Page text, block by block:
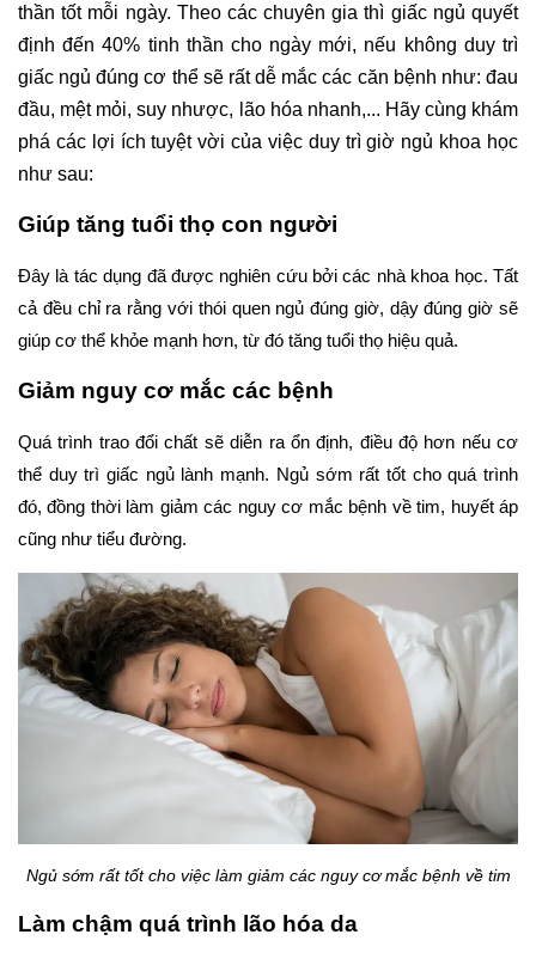
thần tốt mỗi ngày. Theo các chuyên gia thì giấc ngủ quyết
định đến 40% tinh thần cho ngày mới, nếu không duy trì
giấc ngủ đúng cơ thể sẽ rất dễ mắc các căn bệnh như: đau
đầu, mệt mỏi, suy nhược, lão hóa nhanh,... Hãy cùng khám
phá các lợi ích tuyệt vời của việc duy trì giờ ngủ khoa học
như sau:
Giúp tăng tuổi thọ con người
Đây là tác dụng đã được nghiên cứu bởi các nhà khoa học. Tất
cả đều chỉ ra rằng với thói quen ngủ đúng giờ, dậy đúng giờ sẽ
giúp cơ thể khỏe mạnh hơn, từ đó tăng tuổi thọ hiệu quả.
Giảm nguy cơ mắc các bệnh
Quá trình trao đổi chất sẽ diễn ra ổn định, điều độ hơn nếu cơ
thể duy trì giấc ngủ lành mạnh. Ngủ sớm rất tốt cho quá trình
đó, đồng thời làm giảm các nguy cơ mắc bệnh về tim, huyết áp
cũng như tiểu đường.
Ngủ sớm rất tốt cho việc làm giảm các nguy cơ mắc bệnh về tim
Làm chậm quá trình lão hóa da